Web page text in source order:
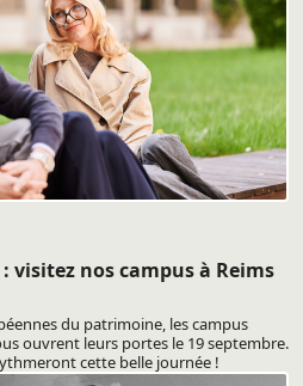
visitez nos campus à Reims
du patrimoine, les campus
ouvrent leurs portes le 19 septembre.
cette belle journée !